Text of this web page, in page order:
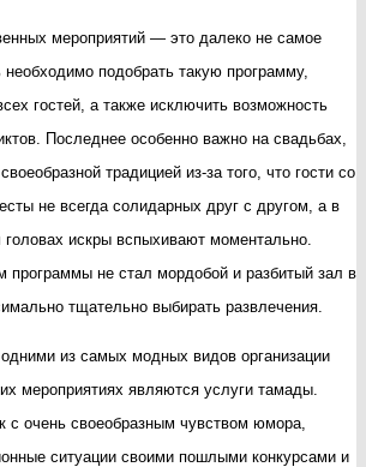
мероприятий — это далеко не самое
необходимо подобрать такую программу,
гостей, а также исключить возможность
Последнее особенно важно на свадьбах,
традицией из-за того, что гости со
не всегда солидарных друг с другом, а в
головах искры вспыхивают моментально.
программы не стал мордобой и разбитый зал в
тщательно выбирать развлечения.
из самых модных видов организации
мероприятиях являются услуги тамады.
с очень своеобразным чувством юмора,
ситуации своими пошлыми конкурсами и